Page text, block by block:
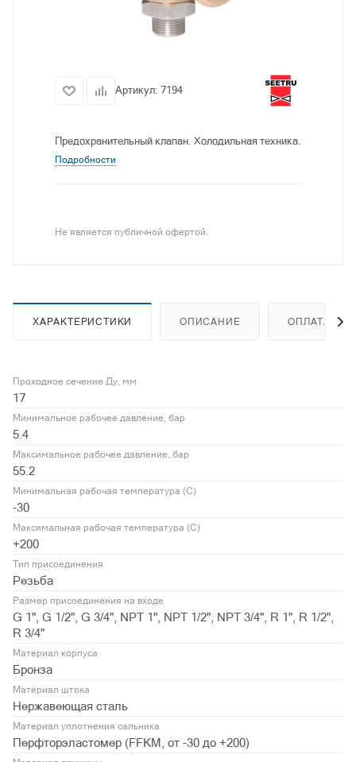
Артикул: 7194
Предохранительный клапан. Холодильная техника.
Подробности
Не является публичной офертой.
ХАРАКТЕРИСТИКИ ОПИСАНИЕ ОПЛАТА
Проходное сечение Ду, мм
17
Минимальное рабочее давление, бар
5.4
Максимальное рабочее давление, бар
55.2
Минимальная рабочая температура (С)
-30
Максимальная рабочая температура (С)
+200
Тип присоединения
Резьба
Размер присоединения на входе
G 1", G 1/2", G 3/4", NPT 1", NPT 1/2", NPT 3/4", R 1", R 1/2",
R 3/4"
Материал корпуса
Бронза
Материал штока
Нержавеющая сталь
Материал уплотнения сальника
Перфторэластомер (FFKM, от -30 до +200)